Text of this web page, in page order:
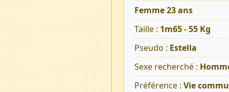
Femme 23 ans
Taille : 1m65 - 55 Kg
Pseudo : Estella
Sexe recherché :
Préférence : Vie